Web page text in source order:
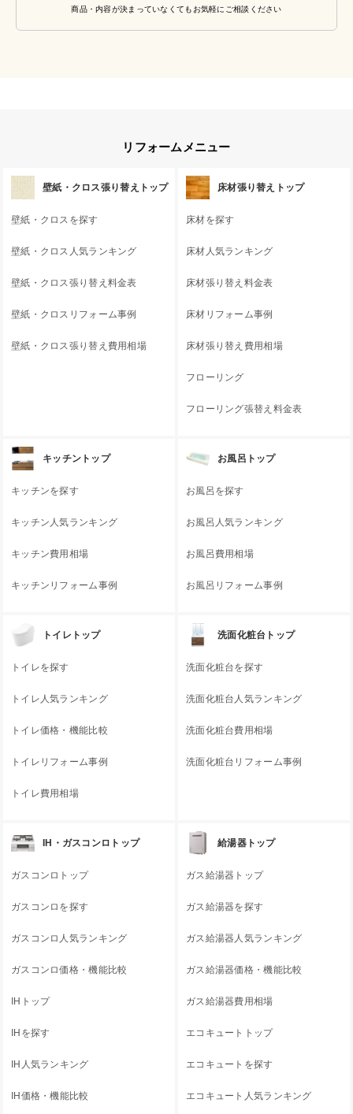
商品・内容が決まっていなくてもお気軽にご相談ください
リフォームメニュー
壁紙・クロス張り替えトップ
壁紙・クロスを探す
壁紙・クロス人気ランキング
壁紙・クロス張り替え料金表
壁紙・クロスリフォーム事例
壁紙・クロス張り替え費用相場
床材張り替えトップ
床材を探す
床材人気ランキング
床材張り替え料金表
床材リフォーム事例
床材張り替え費用相場
フローリング
フローリング張替え料金表
キッチントップ
キッチンを探す
キッチン人気ランキング
キッチン費用相場
キッチンリフォーム事例
お風呂トップ
お風呂を探す
お風呂人気ランキング
お風呂費用相場
お風呂リフォーム事例
トイレトップ
トイレを探す
トイレ人気ランキング
トイレ価格・機能比較
トイレリフォーム事例
トイレ費用相場
洗面化粧台トップ
洗面化粧台を探す
洗面化粧台人気ランキング
洗面化粧台費用相場
洗面化粧台リフォーム事例
IH・ガスコンロトップ
ガスコンロトップ
ガスコンロを探す
ガスコンロ人気ランキング
ガスコンロ価格・機能比較
IHトップ
IHを探す
IH人気ランキング
IH価格・機能比較
給湯器トップ
ガス給湯器トップ
ガス給湯器を探す
ガス給湯器人気ランキング
ガス給湯器価格・機能比較
ガス給湯器費用相場
エコキュートトップ
エコキュートを探す
エコキュート人気ランキング